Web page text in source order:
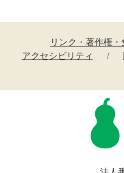
リンク・著作権
アクセシビリティ